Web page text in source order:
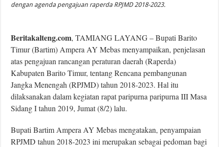
dengan agenda pengajuan raperda RPJMD 2018-2023.
Beritakalteng.com, TAMIANG LAYANG – Bupati Barito
Timur (Bartim) Ampera AY Mebas menyampaikan, penjelasan
atas pengajuan rancangan peraturan daerah (Raperda)
Kabupaten Barito Timur, tentang Rencana pembangunan
Jangka Menengah (RPJMD) tahun 2018-2023. Hal itu
dilaksanakan dalam kegiatan rapat paripurna paripurna III Masa
Sidang I tahun 2019, Jumat (8/2) lalu.
Bupati Bartim Ampera AY Mebasmengatakan, penyampaian
RPJMD tahun 2018-2023 ini merupakan sebagai pedoman bagi